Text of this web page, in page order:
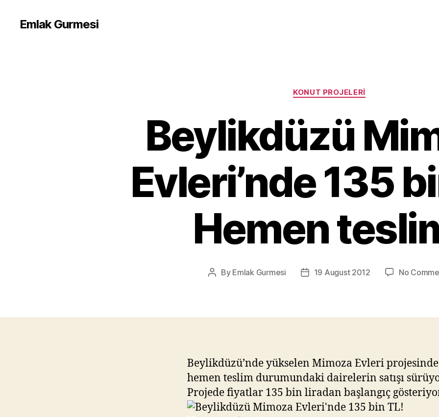
Emlak Gurmesi
Categories
KONUT PROJELERI
Beylikdüzü
Evleri’nde 135
Hemen
Post
By Emlak Gurmesi
Post19 August 2012 No
Beylikdüzü’nde yükselen Mimoza Evleri projesinde
hemen teslim durumundaki dairelerin satışı
Projede fiyatlar 135 bin liradan başlangıç